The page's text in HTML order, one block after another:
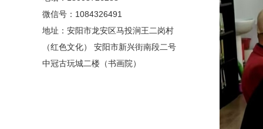
微信号：1084326491
地址：安阳市龙安区马投涧王二岗村
（红色文化） 安阳市新兴街南段二号
中冠古玩城二楼（书画院）